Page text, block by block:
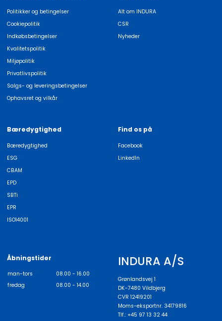
Politikker og betingelser
Cookiepolitik
Indkøbsbetingelser
Kvalitetspolitik
Miljøpolitik
Privatlivspolitik
Salgs- og leveringsbetingelser
Ophavsret og vilkår
Alt om INDURA
CSR
Nyheder
Bæredygtighed
Bæredygtighed
ESG
CBAM
EPD
SBTi
EPR
ISO14001
Find os på
Facebook
LinkedIn
Åbningstider
man-tors
08.00 - 16.00
fredag
08.00 - 14.00
INDURA A/S
Grønlandsvej 1
DK-7480 Vildbjerg
CVR 12419201
Moms-eksportnr. 34179816
Tlf.: +45 97 13 32 44